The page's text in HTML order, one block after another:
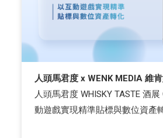
人頭馬君度 x WENK MEDIA 維
人頭馬君度 WHISKY TASTE 酒
動遊戲實現精準貼標與數位資產